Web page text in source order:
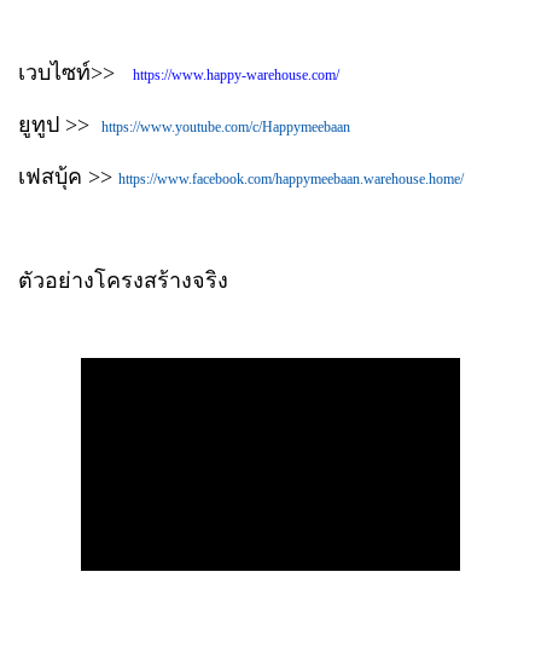
เวบไซท์>> https://www.happy-warehouse.com/
ยูทูป >> https://www.youtube.com/c/Happymeebaan
เฟสบุ้ค >> https://www.facebook.com/happymeebaan.warehouse.home/
ตัวอย่างโครงสร้างจริง